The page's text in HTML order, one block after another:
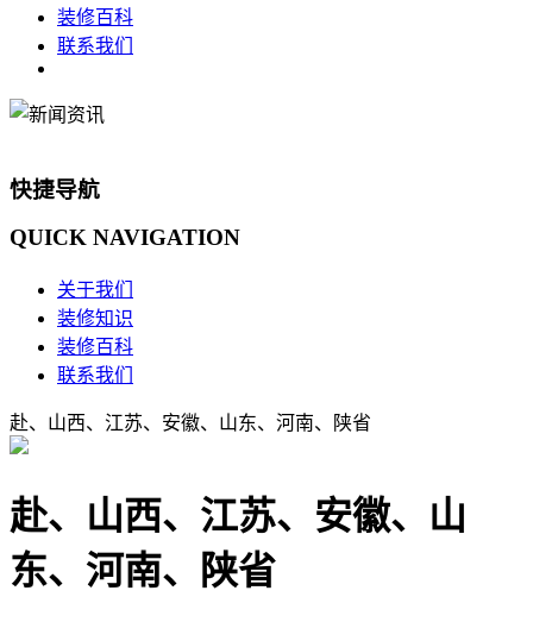
装修百科
联系我们
快捷导航
QUICK NAVIGATION
关于我们
装修知识
装修百科
联系我们
赴、山西、江苏、安徽、山东、河南、陕省
赴、山西、江苏、安徽、山
东、河南、陕省